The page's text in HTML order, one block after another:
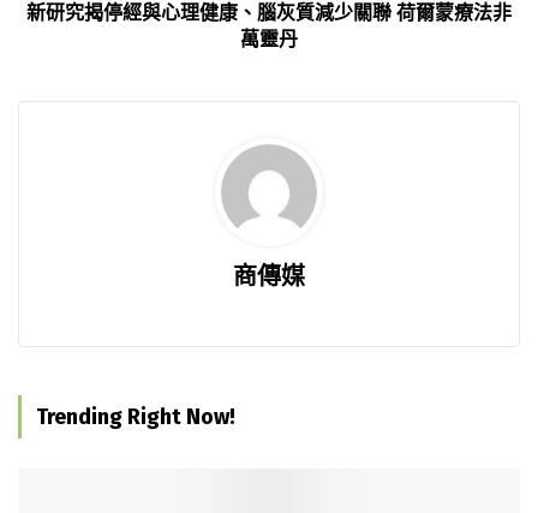
新研究揭停經與心理健康、腦灰質減少關聯 荷爾蒙療法非
萬靈丹
商傳媒
Trending Right Now!